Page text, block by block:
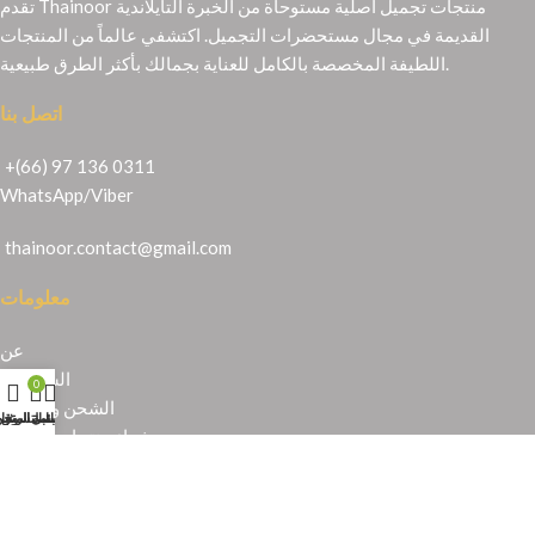
تقدم Thainoor منتجات تجميل أصلية مستوحاة من الخبرة التايلاندية
القديمة في مجال مستحضرات التجميل. اكتشفي عالماً من المنتجات
اللطيفة المخصصة بالكامل للعناية بجمالك بأكثر الطرق طبيعية.
اتصل بنا
+(66) 97 136 0311
WhatsApp/Viber
thainoor.contact@gmail.com
معلومات
عن
الشهادات
الشحن والإرجاع
شراء منتجات تايلندية
قائمة
0
عربة التسوق
حسابي